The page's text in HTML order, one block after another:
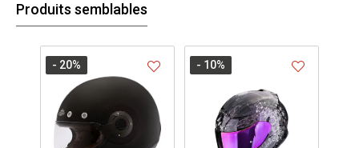
Produits semblables
- 20% - 10%